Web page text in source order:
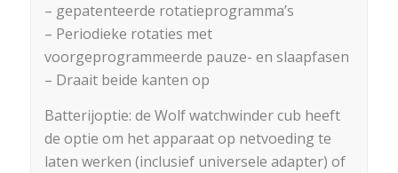
– gepatenteerde rotatieprogramma’s
– Periodieke rotaties met
voorgeprogrammeerde pauze- en slaapfasen
– Draait beide kanten op
Batterijoptie: de Wolf watchwinder cub heeft
de optie om het apparaat op netvoeding te
laten werken (inclusief universele adapter) of